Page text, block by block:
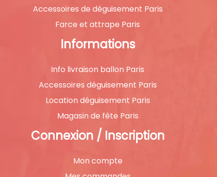
Accessoires de déguisement Paris
Farce et attrape Paris
Informations
Info livraison ballon Paris
Accessoires déguisement Paris
Location déguisement Paris
Magasin de fête Paris
Connexion / Inscription
Mon compte